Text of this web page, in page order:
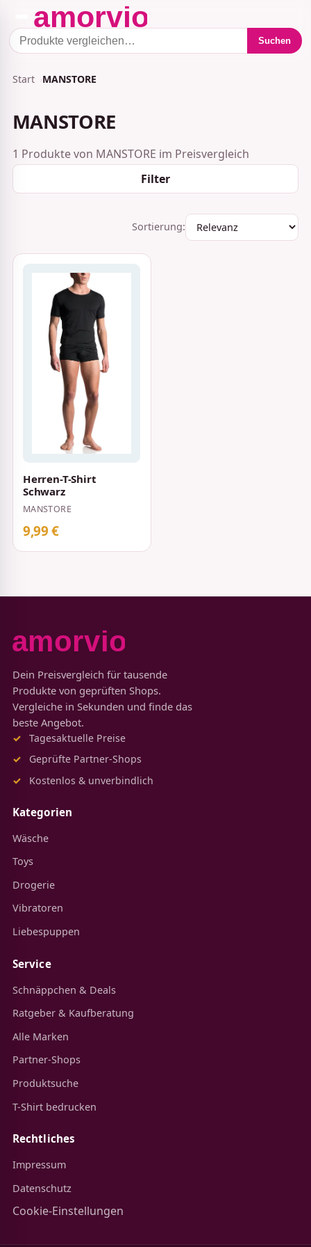
Suchen
Start MANSTORE
MANSTORE
1 Produkte von MANSTORE im Preisvergleich
Filter
Sortierung:
Herren-T-Shirt
Schwarz
MANSTORE
9,99 €
Dein Preisvergleich für tausende
Produkte von geprüften Shops.
Vergleiche in Sekunden und finde das
beste Angebot.
Tagesaktuelle Preise
Geprüfte Partner-Shops
Kostenlos & unverbindlich
Kategorien
Wäsche
Toys
Drogerie
Vibratoren
Liebespuppen
Service
Schnäppchen & Deals
Ratgeber & Kaufberatung
Alle Marken
Partner-Shops
Produktsuche
T-Shirt bedrucken
Rechtliches
Impressum
Datenschutz
Cookie-Einstellungen